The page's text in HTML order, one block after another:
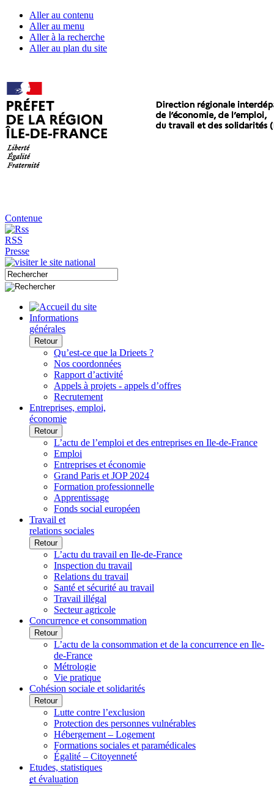
Aller au contenu
Aller au menu
Aller à la recherche
Aller au plan du site
Contenue
RSS
Presse
Informations
générales
Retour
Qu’est-ce que la Drieets ?
Nos coordonnées
Rapport d’activité
Appels à projets - appels d’offres
Recrutement
Entreprises, emploi,
économie
Retour
L’actu de l’emploi et des entreprises en Ile-de-France
Emploi
Entreprises et économie
Grand Paris et JOP 2024
Formation professionnelle
Apprentissage
Fonds social européen
Travail et
relations sociales
Retour
L’actu du travail en Ile-de-France
Inspection du travail
Relations du travail
Santé et sécurité au travail
Travail illégal
Secteur agricole
Concurrence et consommation
Retour
L’actu de la consommation et de la concurrence en Ile-
de-France
Métrologie
Vie pratique
Cohésion sociale et solidarités
Retour
Lutte contre l’exclusion
Protection des personnes vulnérables
Hébergement – Logement
Formations sociales et paramédicales
Égalité – Citoyenneté
Etudes, statistiques
et évaluation